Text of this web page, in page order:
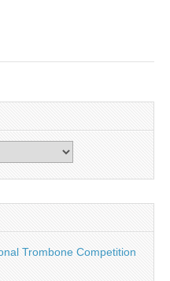
Trombone Competition